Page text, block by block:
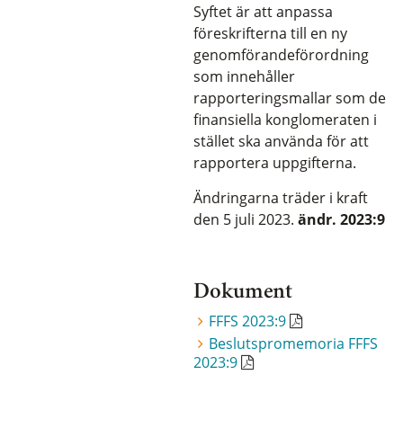
Syftet är att anpassa
föreskrifterna till en ny
genomförandeförordning
som innehåller
rapporteringsmallar som de
finansiella konglomeraten i
stället ska använda för att
rapportera uppgifterna.
Ändringarna träder i kraft
den 5 juli 2023.ändr. 2023:9
Dokument
FFFS 2023:9
Beslutspromemoria FFFS
2023:9